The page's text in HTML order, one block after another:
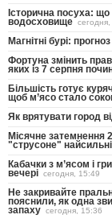
Історична посуха:
водосховище
Магнітні бурі:
Фортуна змінить
яких із 7 серпня
Більшість готує
щоб м’ясо стало
Як врятувати город
Місячне затемнення
"струсоне"
Кабачки з м’ясом і
вечері сегодня, 15:49
Не закривайте
пояснили, як одна
запаху сегодня, 15:36